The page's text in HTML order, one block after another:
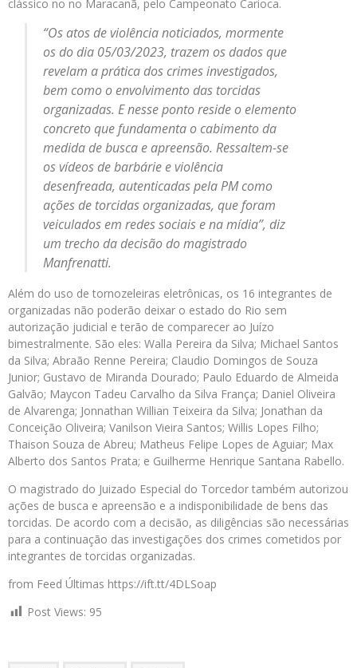
clássico no no Maracanã, pelo Campeonato Carioca.
“Os atos de violência noticiados, mormente
os do dia 05/03/2023, trazem os dados que
revelam a prática dos crimes investigados,
bem como o envolvimento das torcidas
organizadas. E nesse ponto reside o elemento
concreto que fundamenta o cabimento da
medida de busca e apreensão. Ressaltem-se
os vídeos de barbárie e violência
desenfreada, autenticadas pela PM como
ações de torcidas organizadas, que foram
veiculados em redes sociais e na mídia”, diz
um trecho da decisão do magistrado
Manfrenatti.
Além do uso de tornozeleiras eletrônicas, os 16 integrantes de
organizadas não poderão deixar o estado do Rio sem
autorização judicial e terão de comparecer ao Juízo
bimestralmente. São eles: Walla Pereira da Silva; Michael Santos
da Silva; Abraão Renne Pereira; Claudio Domingos de Souza
Junior; Gustavo de Miranda Dourado; Paulo Eduardo de Almeida
Galvão; Maycon Tadeu Carvalho da Silva França; Daniel Oliveira
de Alvarenga; Jonnathan Willian Teixeira da Silva; Jonathan da
Conceição Oliveira; Vanilson Vieira Santos; Willis Lopes Filho;
Thaison Souza de Abreu; Matheus Felipe Lopes de Aguiar; Max
Alberto dos Santos Prata; e Guilherme Henrique Santana Rabello.
O magistrado do Juizado Especial do Torcedor também autorizou
ações de busca e apreensão e a indisponibilidade de bens das
torcidas. De acordo com a decisão, as diligências são necessárias
para a continuação das investigações dos crimes cometidos por
integrantes de torcidas organizadas.
from Feed Últimas https://ift.tt/4DLSoap
Post Views: 95